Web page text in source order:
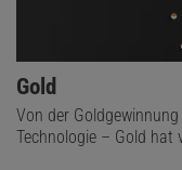
Gold
Von der
Technologie – Gold hat